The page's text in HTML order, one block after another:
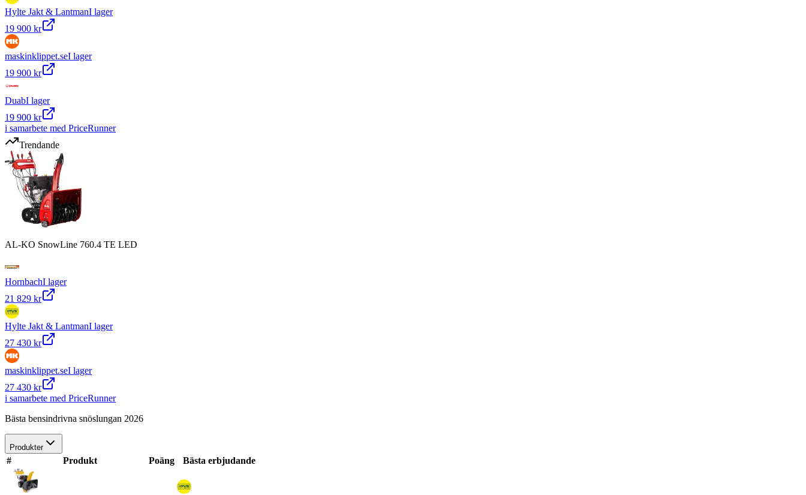
Hylte Jakt & LantmanI lager
19 900 kr
maskinklippet.seI lager
19 900 kr
DuabI lager
19 900 kr
i samarbete med PriceRunner
Trendande
AL-KO SnowLine 760.4 TE LED
HornbachI lager
21 829 kr
Hylte Jakt & LantmanI lager
27 430 kr
maskinklippet.seI lager
27 430 kr
i samarbete med PriceRunner
Bästa bensindrivna snöslungan 2026
Produkter
# Produkt Poäng Bästa erbjudande